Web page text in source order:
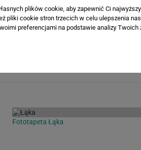
Loading...
Fototapeta Łąka
plików cookie, aby zapewnić Ci
pliki cookie stron trzecich w celu ulepszenia
preferencjami na podstawie analizy